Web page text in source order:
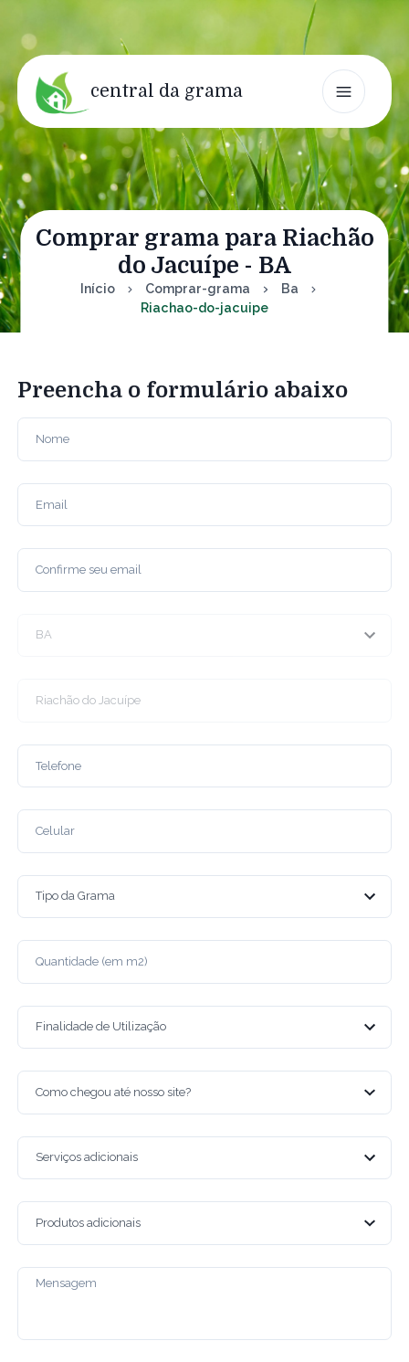
central da grama
Comprar grama para Riachão
do Jacuípe - BA
Início Comprar-grama
Ba
Riachao-do-jacuipe
Preencha o formulário abaixo